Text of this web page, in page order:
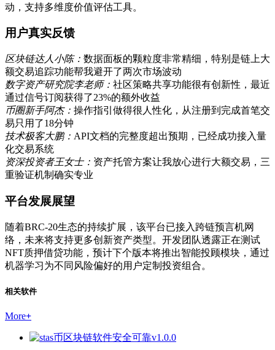
动，支持多维度价值评估工具。
用户真实反馈
区块链达人小陈： 数据面板的颗粒度非常精细，特别是链上大
额交易追踪功能帮我避开了两次市场波动
数字资产研究院李老师： 社区策略共享功能很有创新性，最近
通过信号订阅获得了23%的额外收益
币圈新手阿杰： 操作指引做得很人性化，从注册到完成首笔交
易只用了18分钟
技术极客大鹏： API文档的完整度超出预期，已经成功接入量
化交易系统
资深投资者王女士： 资产托管方案让我放心进行大额交易，三
重验证机制确实专业
平台发展展望
随着BRC-20生态的持续扩展，该平台已接入跨链预言机网
络，未来将支持更多创新资产类型。开发团队透露正在测试
NFT质押借贷功能，预计下个版本将推出智能投顾模块，通过
机器学习为不同风险偏好的用户定制投资组合。
相关软件
More+